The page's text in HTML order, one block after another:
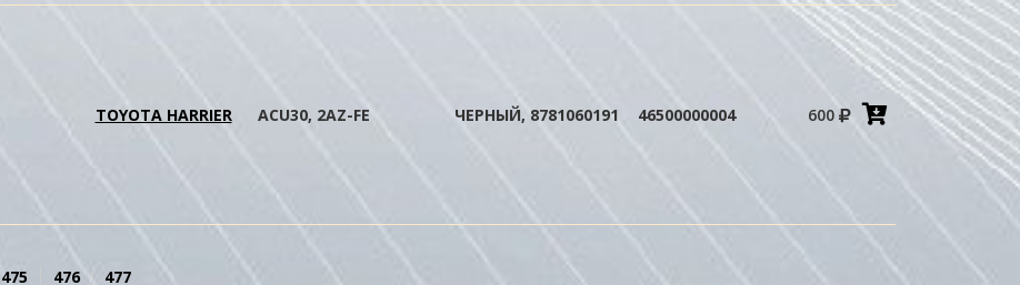
TOYOTA HARRIER ACU30, 2AZ-FE ЧЕРНЫЙ, 8781060191 46500000004 600 Добавить
корзину
475 476
477